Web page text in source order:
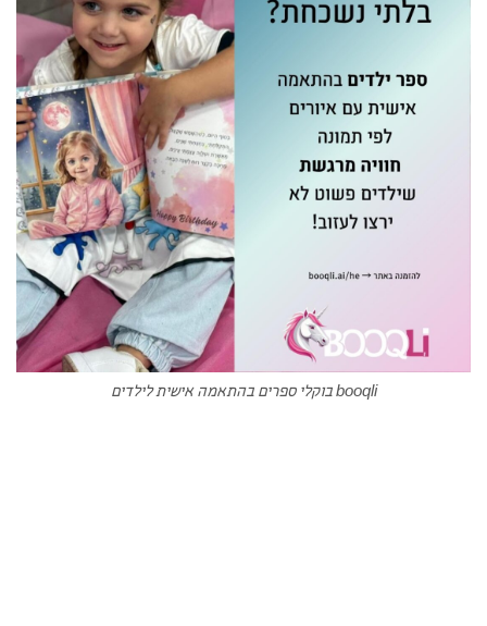
booqli בוקלי ספרים בהתאמה אישית לילדים